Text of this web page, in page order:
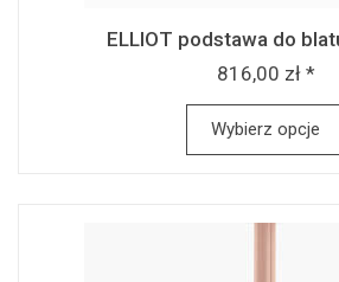
ELLIOT podstawa do
816,00 zł *
Wybierz opcje